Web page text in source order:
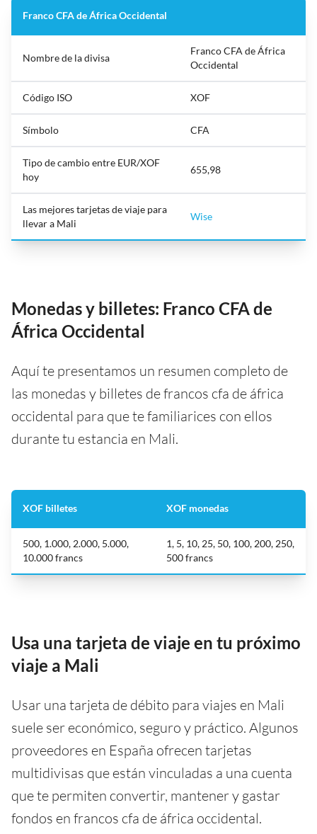
Franco CFA de África Occidental
Nombre de la divisa
Franco CFA de África
Occidental
Código ISO XOF
Símbolo CFA
Tipo de cambio entre EUR/XOF
hoy
655,98
Las mejores tarjetas de viaje para
llevar a Mali
Wise
Monedas y billetes: Franco CFA de
África Occidental
Aquí te presentamos un resumen completo de
las monedas y billetes de francos cfa de áfrica
occidental para que te familiarices con ellos
durante tu estancia en Mali.
XOF billetes XOF monedas
500, 1.000, 2.000, 5.000,
10.000 francs
1, 5, 10, 25, 50, 100, 200, 250,
500 francs
Usa una tarjeta de viaje en tu próximo
viaje a Mali
Usar una tarjeta de débito para viajes en Mali
suele ser económico, seguro y práctico. Algunos
proveedores en España ofrecen tarjetas
multidivisas que están vinculadas a una cuenta
que te permiten convertir, mantener y gastar
fondos en francos cfa de áfrica occidental.